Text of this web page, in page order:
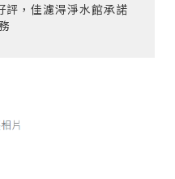
，佳濾淂淨水館承諾